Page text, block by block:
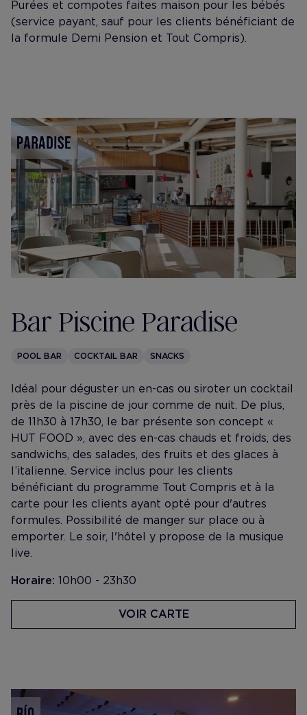
Purées et compotes faites maison pour les bébés
(service payant, sauf pour les clients bénéficiant de
la formule Demi Pension et Tout Compris).
Bar Piscine Paradise
POOL BAR COCKTAIL BAR SNACKS
Idéal pour déguster un en-cas ou siroter un cocktail
près de la piscine de jour comme de nuit. De plus,
de 11h30 à 17h30, le bar présente son concept «
HUT FOOD », avec des en-cas chauds et froids, des
sandwichs, des salades, des fruits et des glaces à
l’italienne. Service inclus pour les clients
bénéficiant du programme Tout Compris et à la
carte pour les clients ayant opté pour d'autres
formules. Possibilité de manger sur place ou à
emporter. Le soir, l'hôtel y propose de la musique
live.
Horaire: 10h00 - 23h30
VOIR CARTE